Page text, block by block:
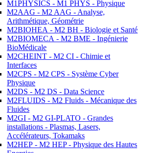
M1PHYSICS - M1 PHYS - Physique
M2AAG - M2 AAG - Analyse,
Arithmétique, Géométrie
M2BIOHEA - M2 BH - Biologie et Santé
M2BIOMECA - M2 BME - Ingénierie
BioMédicale
M2CHEINT - M2 CI - Chimie et
Interfaces
M2CPS - M2 CPS - Système Cyber
Physique
M2DS - M2 DS - Data Science
M2FLUIDS - M2 Fluids - Mécanique des
Fluides
M2GI - M2 GI-PLATO - Grandes
installations - Plasmas, Lasers,
Accélérateurs, Tokamaks
M2HEP - M2 HEP - Physique des Hautes